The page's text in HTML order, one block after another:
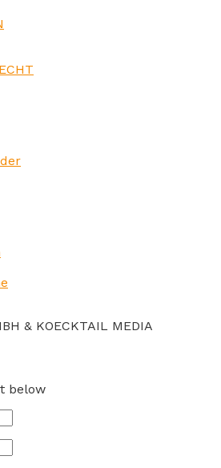
& KOECKTAIL MEDIA
below